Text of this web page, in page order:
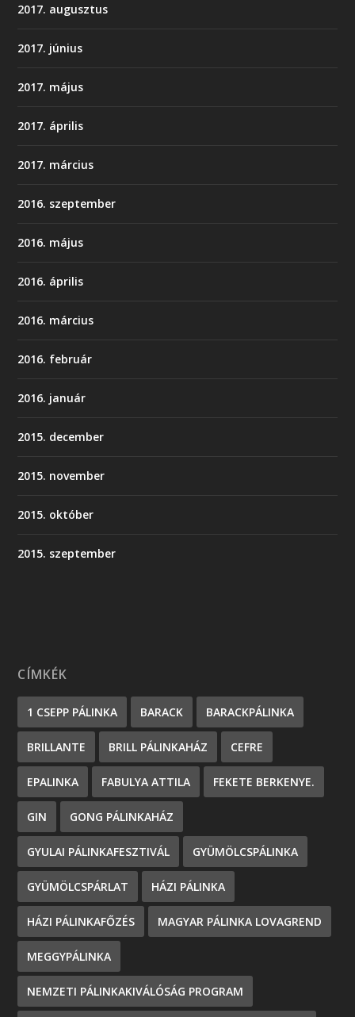
2017. augusztus
2017. június
2017. május
2017. április
2017. március
2016. szeptember
2016. május
2016. április
2016. március
2016. február
2016. január
2015. december
2015. november
2015. október
2015. szeptember
CÍMKÉK
1 CSEPP PÁLINKA BARACK BARACKPÁLINKA
BRILLANTE BRILL PÁLINKAHÁZ CEFRE
EPALINKA FABULYA ATTILA FEKETE BERKENYE.
GIN GONG PÁLINKAHÁZ
GYULAI PÁLINKAFESZTIVÁL GYÜMÖLCSPÁLINKA
GYÜMÖLCSPÁRLAT HÁZI PÁLINKA
HÁZI PÁLINKAFŐZÉS MAGYAR PÁLINKA LOVAGREND
MEGGYPÁLINKA
NEMZETI PÁLINKAKIVÁLÓSÁG PROGRAM